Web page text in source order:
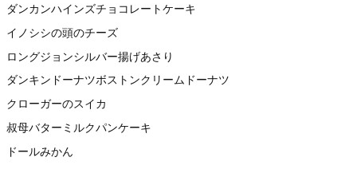
ダンカンハインズチョコレートケーキ
イノシシの頭のチーズ
ロングジョンシルバー揚げあさり
ダンキンドーナツボストンクリームドーナツ
クローガーのスイカ
叔母バターミルクパンケーキ
ドールみかん